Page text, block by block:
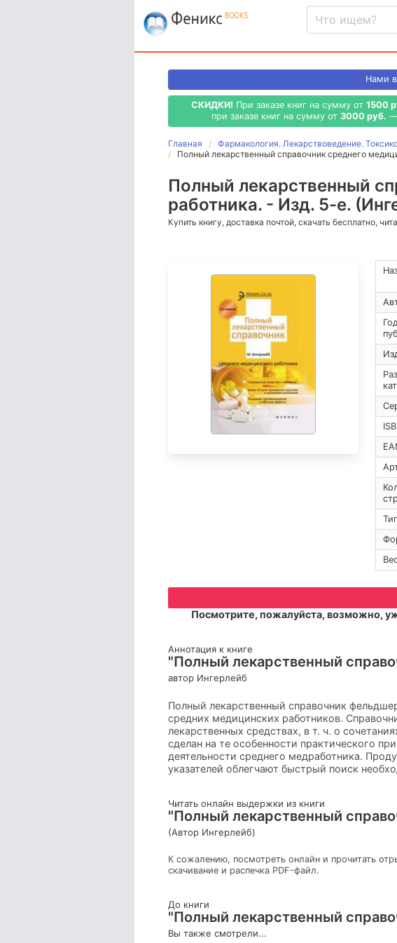
Нами
СКИДКИ! При заказе книг на сумму от 1500
при заказе книг на сумму от 3000 руб. —
Главная
Фармакология. Лекарствоведение.
Полный лекарственный справочник среднего
Полный лекарственный
работника. - Изд. 5-е.
Купить книгу, доставка почтой, скачать бесплатно,
Год
Посмотрите, пожалуйста, возможно,
Аннотация к книге
"Полный лекарственный
автор Ингерлейб
Полный лекарственный справочник
средних медицинских работников.
лекарственных средствах, в т. ч. о
сделан на те особенности практического
деятельности среднего медработника.
указателей облегчают быстрый поиск
Читать онлайн выдержки из книги
"Полный лекарственный
(Автор Ингерлейб)
К сожалению, посмотреть онлайн и прочитать
скачивание и распечка PDF-файл.
До книги
"Полный лекарственный
Вы также смотрели...